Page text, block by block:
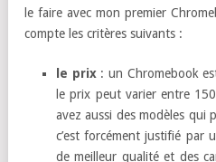
le faire avec mon premier
compte les critères suivants :
le prix: un Chromebook
le prix peut varier entre
avez aussi des modèles qui
c’est forcément justifié par
de meilleur qualité et des